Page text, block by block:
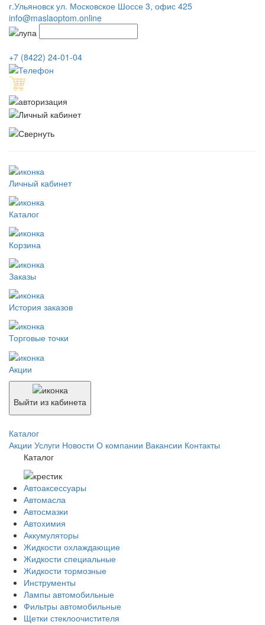
г.Ульяновск ул. Московское Шоссе 3, офис 425
info@maslaoptom.online
+7 (8422) 24-01-04
Личный кабинет
Каталог
Корзина
Заказы
История заказов
Торговые точки
Акции
Выйти из кабинета
Каталог
Акции Услуги Новости О компании Вакансии Контакты
Каталог
Автоаксессуары
Автомасла
Автосмазки
Автохимия
Аккумуляторы
Жидкости охлаждающие
Жидкости специальные
Жидкости тормозные
Инструменты
Лампы автомобильные
Фильтры автомобильные
Щетки стеклоочистителя